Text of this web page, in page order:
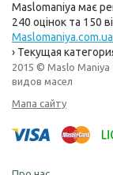
Maslomaniya має
240 оцінок та 150
› Текущая
2015 © Maslo
видов масел
Мапа сайту